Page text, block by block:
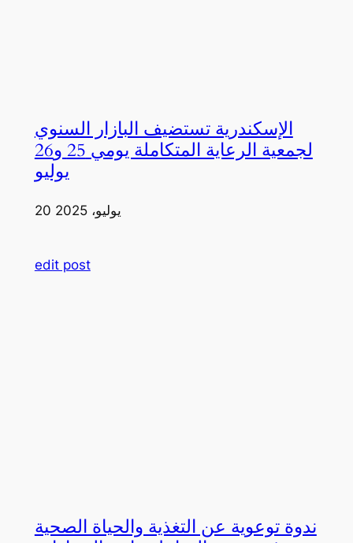
الإسكندرية تستضيف البازار السنوي
لجمعية الرعاية المتكاملة يومي 25 و26
يوليو
20 يوليو، 2025
edit post
ندوة توعوية عن التغذية والحياة الصحية